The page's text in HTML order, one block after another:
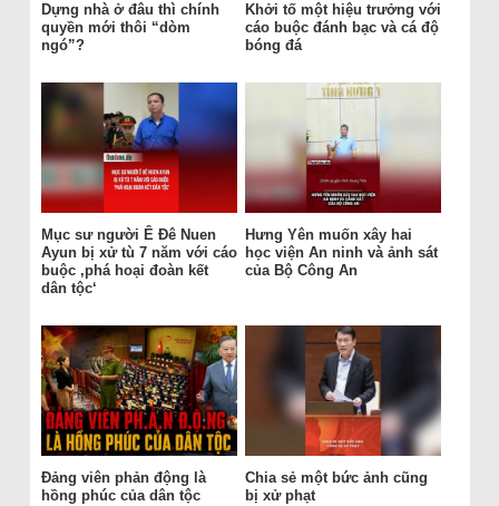
Dựng nhà ở đâu thì chính
quyền mới thôi “dòm
ngó”?
Khởi tố một hiệu trưởng với
cáo buộc đánh bạc và cá độ
bóng đá
Mục sư người Ê Đê Nuen
Ayun bị xử tù 7 năm với cáo
buộc ‚phá hoại đoàn kết
dân tộc‘
Hưng Yên muốn xây hai
học viện An ninh và ảnh sát
của Bộ Công An
Đảng viên phản động là
hồng phúc của dân tộc
Chia sẻ một bức ảnh cũng
bị xử phạt